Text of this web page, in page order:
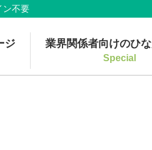
ン不要
ジ 業界関係者向けのひ
Special